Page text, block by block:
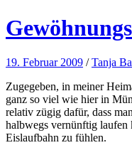
19. Februar 2009 /Tanja
Zugegeben, in meiner
ganz so viel wie hier in
relativ zügig dafür, dass
halbwegs vernünftig laufen
Eislaufbahn zu fühlen.